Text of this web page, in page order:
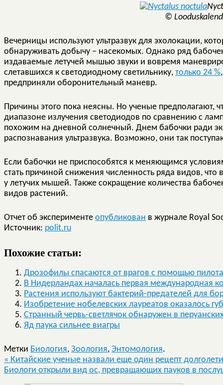
©
Вечерницы используют ультразвук для эхолокации,
обнаруживать добычу – насекомых. Однако ряд
издаваемые летучей мышью звуки и вовремя
слетавшихся к светодиодному светильнику, только 24 %
предприняли оборонительный маневр.
Причины этого пока неясны. Но ученые предполагают,
диапазоне излучения светодиодов по сравнению с
похожим на дневной солнечный. Днем бабочки ради
распознавания ультразвука. Возможно, они так
Если бабочки не приспособятся к меняющимся
стать причиной снижения численность ряда видов,
у летучих мышей. Также сокращение количества
видов растений.
Отчет об эксперименте опубликован в журнале Royal
Источник: polit.ru
Похожие статьи:
Дрозофилы спасаются от врагов с помощью
В Нидерландах началась первая международная
Растения используют бактерий-предателей для
Изобретение нобелевских лауреатов оказалось
Странный червь-светлячок обнаружен в
Яд паука сильнее виагры
Метки Биология, Зоология, Энтомология.
« Китайские ученые назвали еще один рецепт
Биологи открыли вид ос, превращающих пауков в